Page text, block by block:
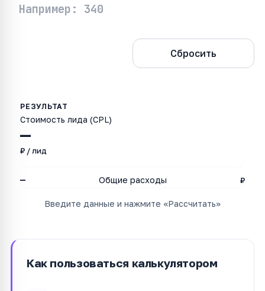
Сбросить
—
Стоимость лида (CPL)
₽ / лид
— Общие расходы ₽
Введите данные и нажмите «Рассчитать»
Как пользоваться калькулятором